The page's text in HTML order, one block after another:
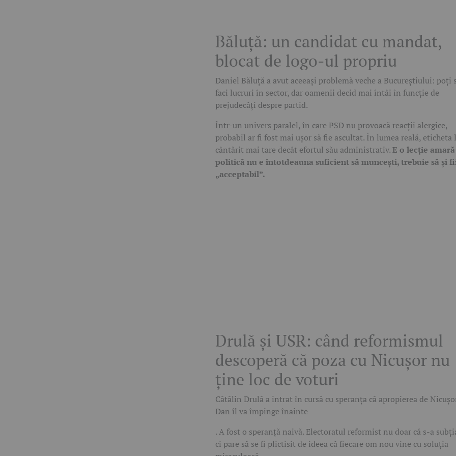
Băluță: un candidat cu mandat,
blocat de logo-ul propriu
Daniel Băluță a avut aceeași problemă veche a Bucureștiului: poți
faci lucruri în sector, dar oamenii decid mai întâi în funcție de
prejudecăți despre partid.
Într-un univers paralel, în care PSD nu provoacă reacții alergice,
probabil ar fi fost mai ușor să fie ascultat. În lumea reală, eticheta
cântărit mai tare decât efortul său administrativ.E o lecție
politică nu e întotdeauna suficient să muncești, trebuie să și
„acceptabil”.
Drulă și USR: când reformismul
descoperă că poza cu Nicușor nu
ține loc de voturi
Cătălin Drulă a intrat în cursă cu speranța că apropierea de
Dan îl va împinge înainte
. A fost o speranță naivă. Electoratul reformist nu doar că s-a
ci pare să se fi plictisit de ideea că fiecare om nou vine cu soluția